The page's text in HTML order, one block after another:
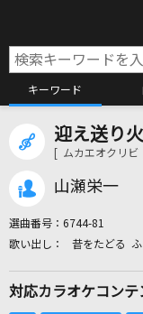
キーワード
迎え送り火
[ ムカエオクリビ ]
山瀬栄一
選曲番号： 6744-81
昔をたどる
対応カラオケコンテ